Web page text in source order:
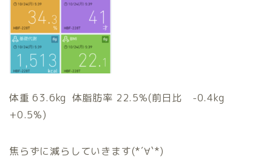
体重 63.6kg 体脂肪率 22.5%(前日比 -0.4kg
+0.5%)
焦らずに減らしていきます(*´∀`*)